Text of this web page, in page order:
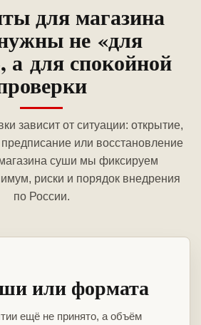
для магазина
не «для
а для спокойной
зависит от ситуации: открытие,
или восстановление
суши мы фиксируем
риски и порядок внедрения
по России.
или формата
ещё не принято, а объём